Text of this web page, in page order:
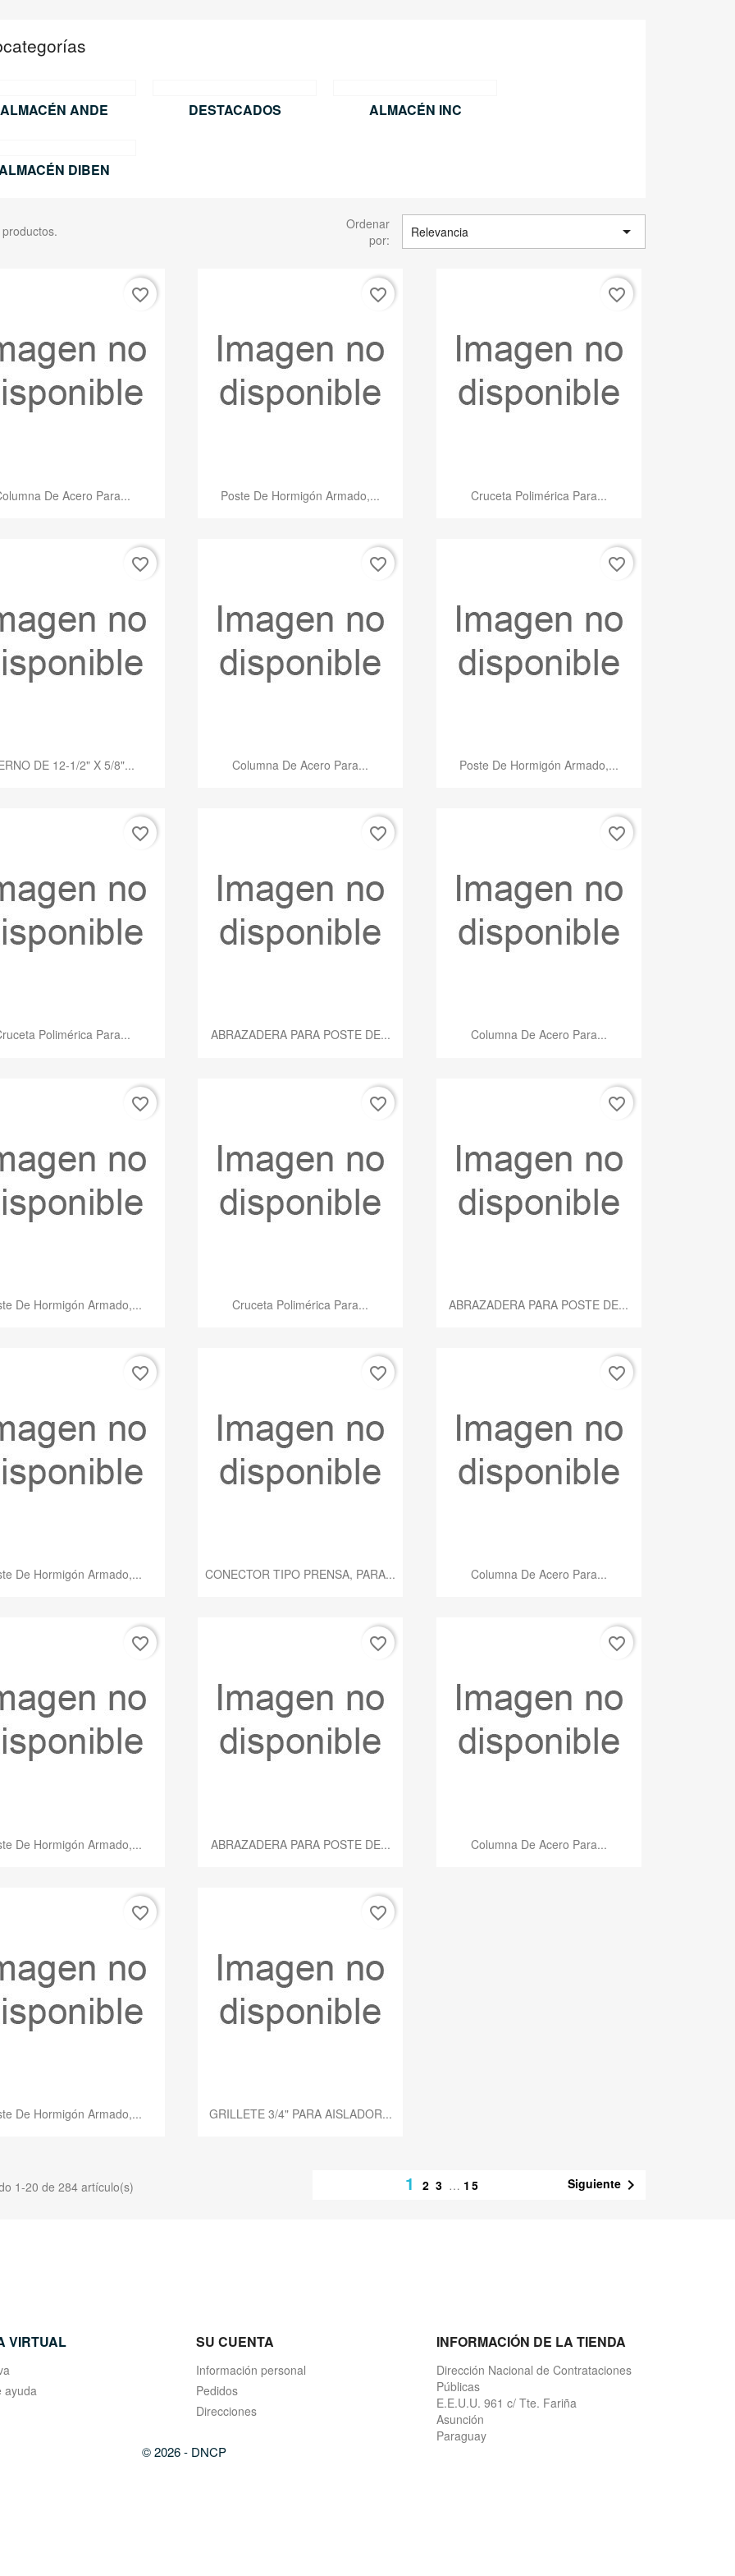
ALMACÉN ANDE DESTACADOS ALMACÉN INC
DIBEN
Ordenar
por:
Relevancia 
Vista rápida
De Acero Para...
favorite_border
Vista rápida
Poste De Hormigón Armado,...
favorite_border
 Vista rápida
Cruceta Polimérica Para...
favorite_border
Vista rápida
DE 12-1/2" X 5/8"...
favorite_border
Vista rápida
Columna De Acero Para...
favorite_border
Vista rápida
Poste De Hormigón Armado,...
favorite_border
 Vista rápida
Polimérica Para...
favorite_border
Vista rápida
ABRAZADERA PARA POSTE DE...
favorite_border
Vista rápida
Columna De Acero Para...
favorite_border
Vista rápida
De Hormigón Armado,...
favorite_border
 Vista rápida
Cruceta Polimérica Para...
favorite_border
Vista rápida
ABRAZADERA PARA POSTE DE...
favorite_border
Vista rápida
De Hormigón Armado,...
favorite_border
Vista rápida
CONECTOR TIPO PRENSA, PARA...
favorite_border
Vista rápida
Columna De Acero Para...
favorite_border
Vista rápida
De Hormigón Armado,...
favorite_border
Vista rápida
ABRAZADERA PARA POSTE DE...
favorite_border
Vista rápida
Columna De Acero Para...
favorite_border
Vista rápida
De Hormigón Armado,...
favorite_border
Vista rápida
GRILLETE 3/4" PARA AISLADOR...
favorite_border
1-20 de 284 artículo(s) 123 … 15 Siguiente
VIRTUAL
ayuda
SU CUENTA
Información personal
Pedidos
Direcciones
INFORMACIÓN DE LA TIENDA
Dirección Nacional de Contrataciones
Públicas
E.E.U.U. 961 c/ Tte. Fariña
Asunción
Paraguay
© 2026 - DNCP